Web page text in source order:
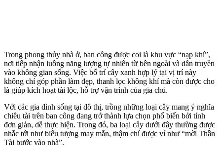
Trong phong thủy nhà ở, ban công được coi là khu vực “nạp khí”,
nơi tiếp nhận luồng năng lượng tự nhiên từ bên ngoài và dẫn truyền
vào không gian sống. Việc bố trí cây xanh hợp lý tại vị trí này
không chỉ góp phần làm đẹp, thanh lọc không khí mà còn được cho
là giúp kích hoạt tài lộc, hỗ trợ vận trình của gia chủ.
Với các gia đình sống tại đô thị, trồng những loại cây mang ý nghĩa
chiêu tài trên ban công đang trở thành lựa chọn phổ biến bởi tính
đơn giản, dễ thực hiện. Trong đó, ba loại cây dưới đây thường được
nhắc tới như biểu tượng may mắn, thậm chí được ví như “mời Thần
Tài bước vào nhà”.